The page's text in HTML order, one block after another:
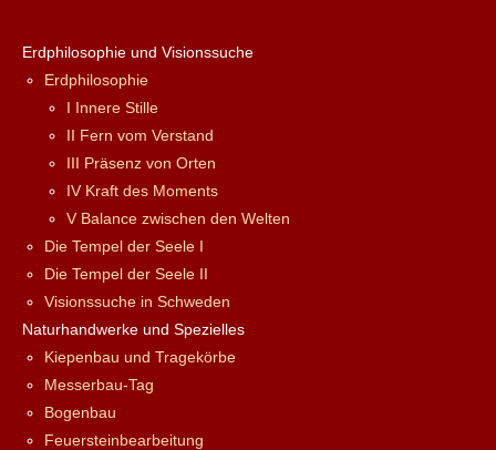
Erdphilosophie und Visionssuche
Erdphilosophie
I Innere Stille
II Fern vom Verstand
III Präsenz von Orten
IV Kraft des Moments
V Balance zwischen den Welten
Die Tempel der Seele I
Die Tempel der Seele II
Visionssuche in Schweden
Naturhandwerke und Spezielles
Kiepenbau und Tragekörbe
Messerbau-Tag
Bogenbau
Feuersteinbearbeitung